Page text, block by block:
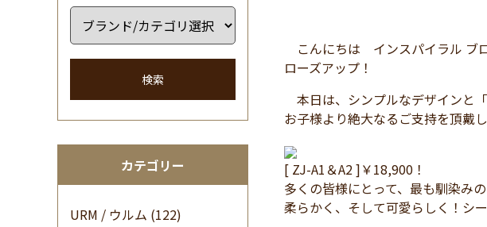
検索
カテゴリー
URM / ウルム (122)
こんにちは インスパイラル ブ
ローズアップ！
本日は、シンプルなデザインと
お子様より絶大なるご支持を頂戴
[ ZJ-A1＆A2 ]￥18,900！
多くの皆様にとって、最も馴染み
柔らかく、そして可愛らしく！シ